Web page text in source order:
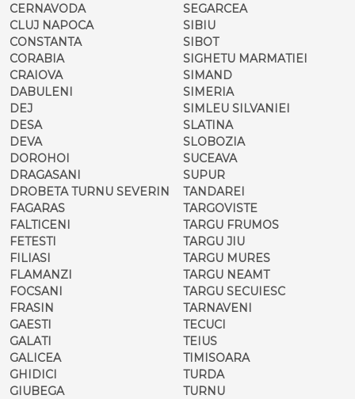
CERNAVODA
CLUJ NAPOCA
CONSTANTA
CORABIA
CRAIOVA
DABULENI
DEJ
DESA
DEVA
DOROHOI
DRAGASANI
DROBETA TURNU SEVERIN
FAGARAS
FALTICENI
FETESTI
FILIASI
FLAMANZI
FOCSANI
FRASIN
GAESTI
GALATI
GALICEA
GHIDICI
GIUBEGA
SEGARCEA
SIBIU
SIBOT
SIGHETU MARMATIEI
SIMAND
SIMERIA
SIMLEU SILVANIEI
SLATINA
SLOBOZIA
SUCEAVA
SUPUR
TANDAREI
TARGOVISTE
TARGU FRUMOS
TARGU JIU
TARGU MURES
TARGU NEAMT
TARGU SECUIESC
TARNAVENI
TECUCI
TEIUS
TIMISOARA
TURDA
TURNU